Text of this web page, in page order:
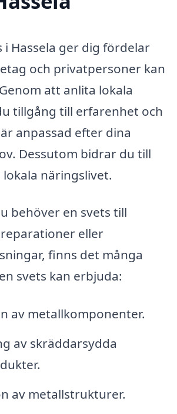
i Hassela ger dig fördelar
och privatpersoner kan
att anlita lokala
tillgång till erfarenhet och
anpassad efter dina
Dessutom bidrar du till
näringslivet.
behöver en svets till
eller
finns det många
svets kan erbjuda:
av metallkomponenter.
av skräddarsydda
av metallstrukturer.